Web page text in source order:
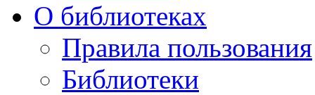
О библиотеках
Правила пользования
Библиотеки